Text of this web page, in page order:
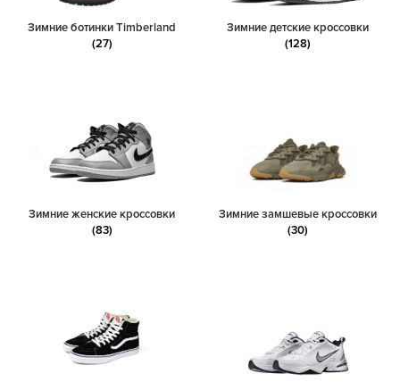
Зимние ботинки Timberland
(27)
Зимние детские кроссовки
(128)
Зимние женские кроссовки
(83)
Зимние замшевые кроссовки
(30)